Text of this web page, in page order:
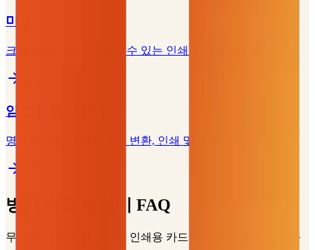
미로
크기와 난이도를 조절할 수 있는 인쇄용 미로 만들기
암호 퍼즐 메이커
명언을 글자 대체 퍼즐로 변환, 인쇄 및 공유 가능
빙고 카드 생성기 FAQ
무료 빙고 카드 생성기와 인쇄용 카드에 대한 자주 묻는 질문